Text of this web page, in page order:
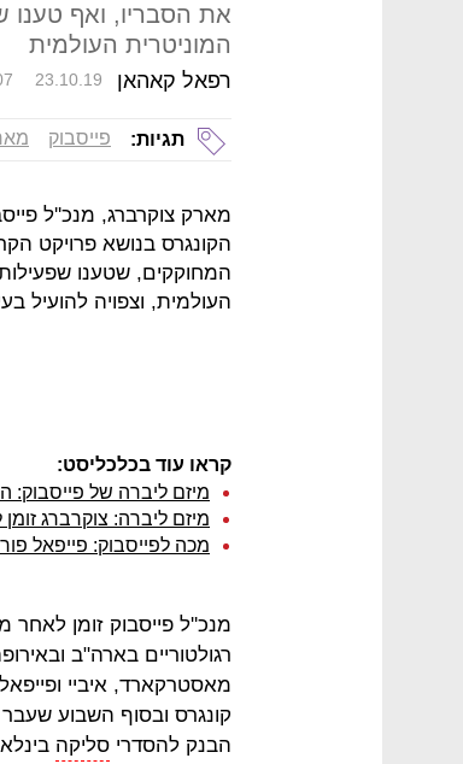
את הסבריו, ואף טענו
המוניטרית העולמית
רפאל קאהאן 23.10.19
תגיות: פייסבוק
מארק צוקרברג, מנכ''ל
הקונגרס בנושא פרויקט
המחוקקים, שטענו
העולמית, וצפויה להועיל
קראו עוד בכלכליסט:
מיזם ליברה של
מיזם ליברה: צוקרברג
מכה לפייסבוק: פייפאל
מנכ''ל פייסבוק זומן
רגולטוריים בארה"ב
מאסטרקארד, איביי
הבנק להסדרי סליקה